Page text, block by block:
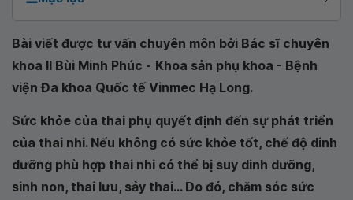
Bài viết được tư vấn chuyên môn bởi Bác sĩ chuyên
khoa II Bùi Minh Phúc - Khoa sản phụ khoa - Bệnh
viện Đa khoa Quốc tế Vinmec Hạ Long.
Sức khỏe của thai phụ quyết định đến sự phát triển
của thai nhi. Nếu không có sức khỏe tốt, chế độ dinh
dưỡng phù hợp thai nhi có thể bị suy dinh dưỡng,
sinh non, thai lưu, sảy thai... Do đó, chăm sóc sức